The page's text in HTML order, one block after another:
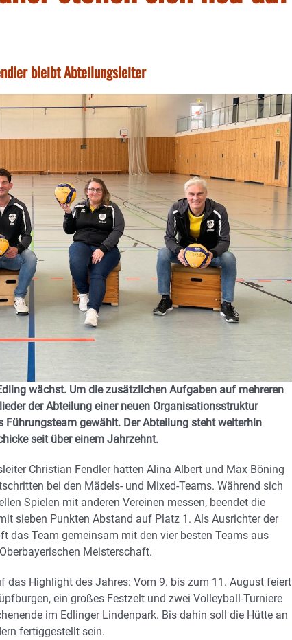
bleibt Abteilungsleiter
wächst. Um die zusätzlichen Aufgaben auf mehreren
der Abteilung einer neuen Organisationsstruktur
gewählt. Der Abteilung steht weiterhin
seit über einem Jahrzehnt.
Christian Fendler hatten Alina Albert und Max Böning
bei den Mädels- und Mixed-Teams. Während sich
Spielen mit anderen Vereinen messen, beendet die
sieben Punkten Abstand auf Platz 1. Als Ausrichter der
das Team gemeinsam mit den vier besten Teams aus
Meisterschaft.
das Highlight des Jahres: Vom 9. bis zum 11. August feiert
ein großes Festzelt und zwei Volleyball-Turniere
im Edlinger Lindenpark. Bis dahin soll die Hütte an
fertiggestellt sein.